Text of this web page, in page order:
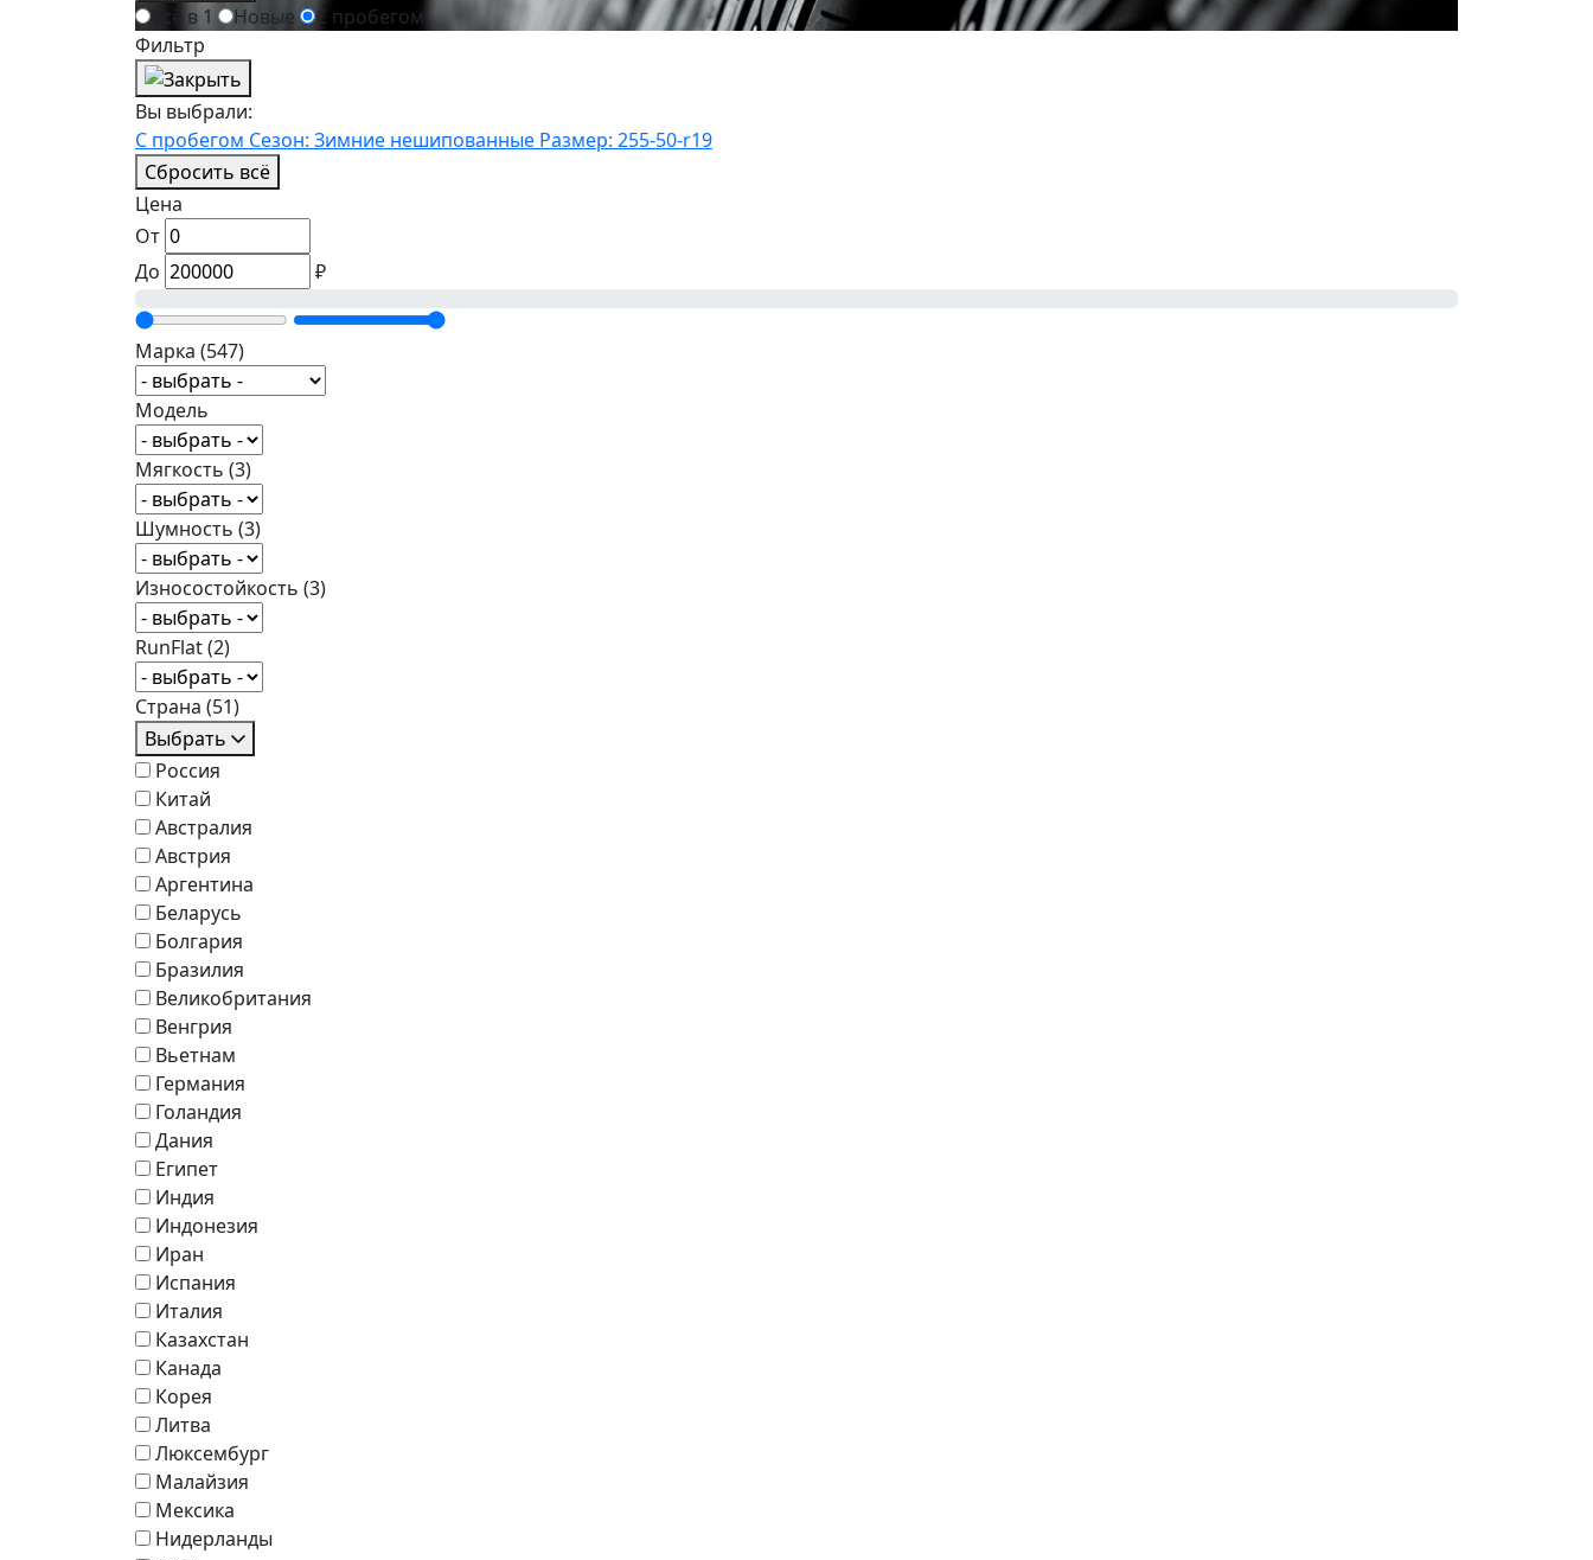
Всё в 1
Новые
С пробегом
Фильтр
Вы выбрали:
С пробегом Сезон: Зимние нешипованные Размер: 255-50-r19
Сбросить всё
Цена
От
До
₽
Марка (547)
Модель
Мягкость (3)
Шумность (3)
Износостойкость (3)
RunFlat(2)
Страна (51)
Выбрать
Россия
Китай
Австралия
Австрия
Аргентина
Беларусь
Болгария
Бразилия
Великобритания
Венгрия
Вьетнам
Германия
Голандия
Дания
Египет
Индия
Индонезия
Иран
Испания
Италия
Казахстан
Канада
Корея
Литва
Люксембург
Малайзия
Мексика
Нидерланды